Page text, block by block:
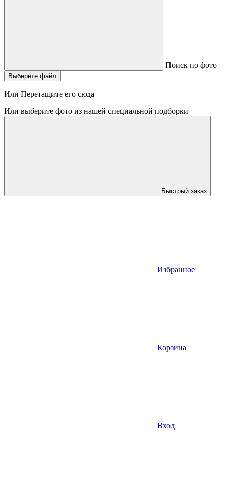
Поиск по фото
Выберите файл
Или Перетащите его сюда
Или выберите фото из нашей специальной подборки
Быстрый заказ
Избранное
Корзина
Вход